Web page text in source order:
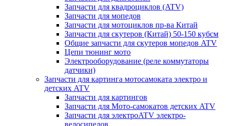
Запчасти для квадроциклов (ATV)
Запчасти для мопедов
Запчасти для мотоциклов пр-ва Китай
Запчасти для скутеров (Китай) 50-150 кубсм
Общие запчасти для скутеров мопедов ATV
Цепи тюнинг мото
Электрооборудование (реле коммутаторы
датчики)
Запчасти для картинга мотосамоката электро и
детских ATV
Запчасти для картингов
Запчасти для Мото-самокатов детских ATV
Запчасти для электроATV электро-
велосипедов